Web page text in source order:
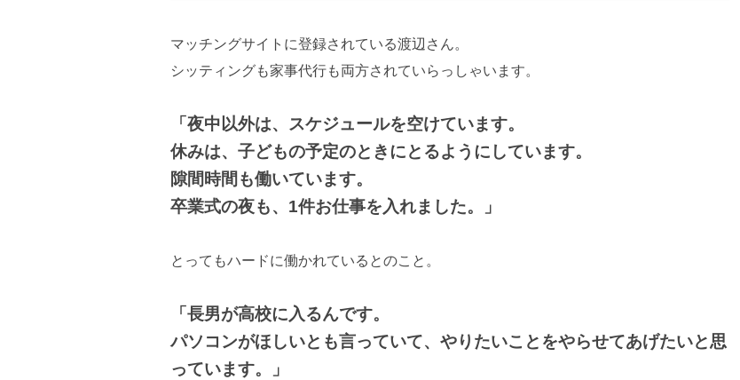
マッチングサイトに登録されている渡辺さん。
シッティングも家事代行も両方されていらっしゃいます。
「夜中以外は、スケジュールを空けています。
休みは、子どもの予定のときにとるようにしています。
隙間時間も働いています。
卒業式の夜も、1件お仕事を入れました。」
とってもハードに働かれているとのこと。
「長男が高校に入るんです。
パソコンがほしいとも言っていて、やりたいことをやらせてあげたいと思
っています。」